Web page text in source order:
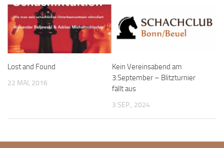
Lost and Found
22 MAI, 2016
Kein Vereinsabend am
3.September – Blitzturnier
fällt aus
3 SEP., 2024